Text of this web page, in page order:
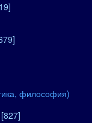
философия)
[827]